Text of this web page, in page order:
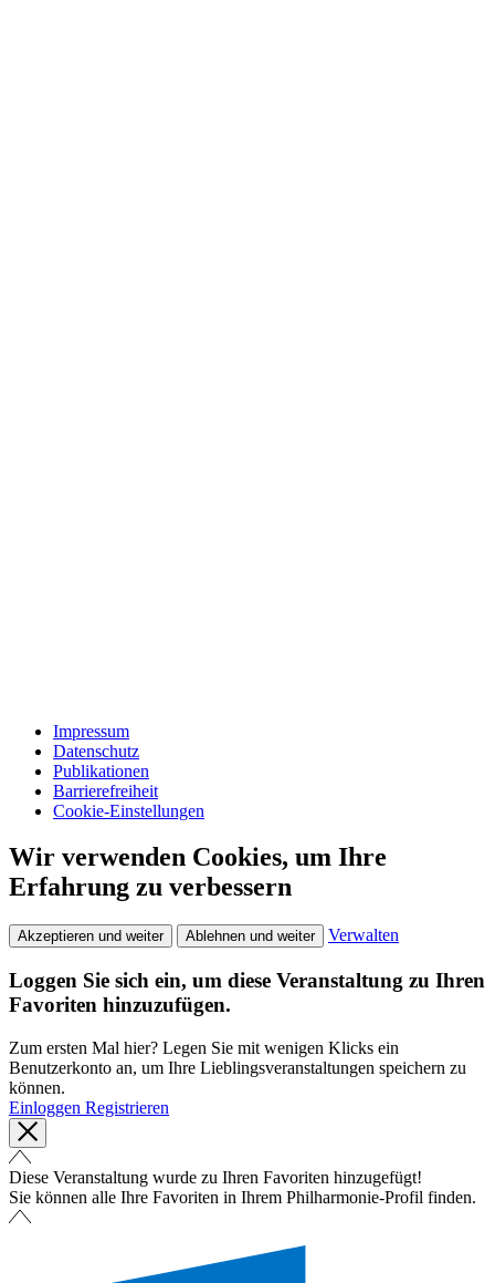
Impressum
Datenschutz
Publikationen
Barrierefreiheit
Cookie-Einstellungen
Wir verwenden Cookies, um Ihre
Erfahrung zu verbessern
Akzeptieren und weiter Ablehnen und weiter Verwalten
Loggen Sie sich ein, um diese Veranstaltung zu Ihren
Favoriten hinzuzufügen.
Zum ersten Mal hier? Legen Sie mit wenigen Klicks ein
Benutzerkonto an, um Ihre Lieblingsveranstaltungen speichern zu
können.
Einloggen Registrieren
Diese Veranstaltung wurde zu Ihren Favoriten hinzugefügt!
Sie können alle Ihre Favoriten in Ihrem Philharmonie-Profil finden.